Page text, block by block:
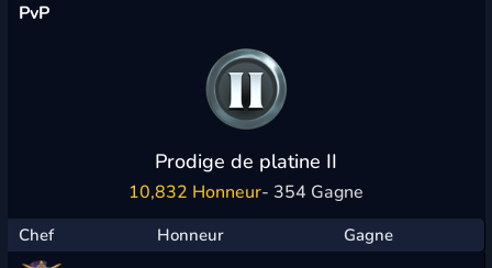
PvP
Prodige de platine II
10,832 Honneur- 354 Gagne
Chef Honneur Gagne